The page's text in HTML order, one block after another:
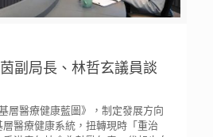
副局長、林哲玄議員談
層醫療健康藍圖》，制定發展方向
醫療健康系統，扭轉現時「重治